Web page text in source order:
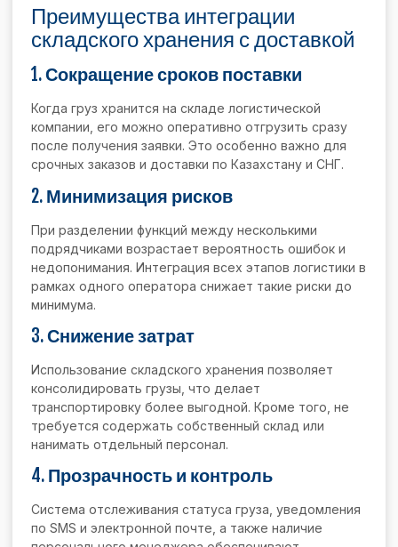
Преимущества интеграции
складского хранения с доставкой
1.Сокращение сроков поставки
Когда груз хранится на складе логистической
компании, его можно оперативно отгрузить сразу
после получения заявки. Это особенно важно для
срочных заказов и доставки по Казахстану и СНГ.
2. Минимизация рисков
При разделении функций между несколькими
подрядчиками возрастает вероятность ошибок и
недопонимания. Интеграция всех этапов логистики в
рамках одного оператора снижает такие риски до
минимума.
3.Снижение затрат
Использование складского хранения позволяет
консолидировать грузы, что делает
транспортировку более выгодной. Кроме того, не
требуется содержать собственный склад или
нанимать отдельный персонал.
4. Прозрачность и контроль
Система отслеживания статуса груза, уведомления
по SMS и электронной почте, а также наличие